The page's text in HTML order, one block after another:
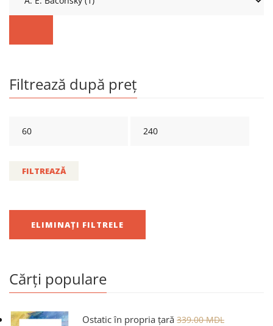
Filtrează după preț
FILTREAZĂ
ELIMINAȚI FILTRELE
Cărți populare
Ostatic în propria țară 339.00MDL